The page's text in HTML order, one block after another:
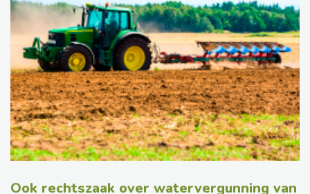
Ook rechtszaak over watervergunning van